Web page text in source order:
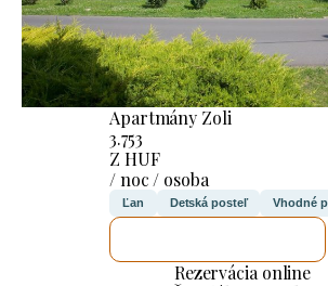
Apartmány Zoli
3.753
Z HUF
/ noc / osoba
Ľan Detská posteľ Vhodné
Rezervácia online